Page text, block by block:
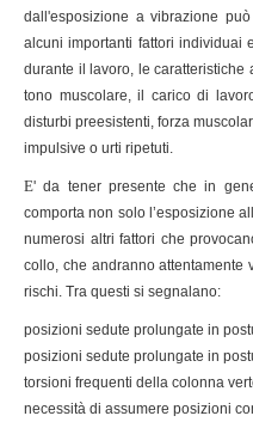
dall'esposizione a vibrazione
alcuni importanti fattori
durante il lavoro, le caratteristiche
tono muscolare, il carico di
disturbi preesistenti, forza
impulsive o urti ripetuti.
E' da tener presente che in
comporta non solo l’esposizione
numerosi altri fattori che
collo, che andranno attentamente
rischi. Tra questi si segnalano:
posizioni sedute prolungate in
posizioni sedute prolungate in
torsioni frequenti della colonna
necessità di assumere posizioni